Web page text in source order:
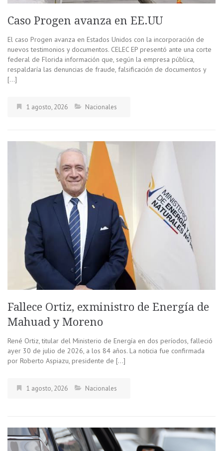
Caso Progen avanza en EE.UU
El caso Progen avanza en Estados Unidos con la incorporación de
nuevos testimonios y documentos. CELEC EP presentó ante una corte
federal de Florida información que, según la empresa pública,
respaldaría las denuncias de fraude, falsificación de documentos y
[…]
1 agosto, 2026 Nacionales
Fallece Ortiz, exministro de Energía de
Mahuad y Moreno
René Ortiz, titular del Ministerio de Energía en dos períodos, falleció
ayer 30 de julio de 2026, a los 84 años. La noticia fue confirmada
por Roberto Aspiazu, presidente de […]
1 agosto, 2026 Nacionales